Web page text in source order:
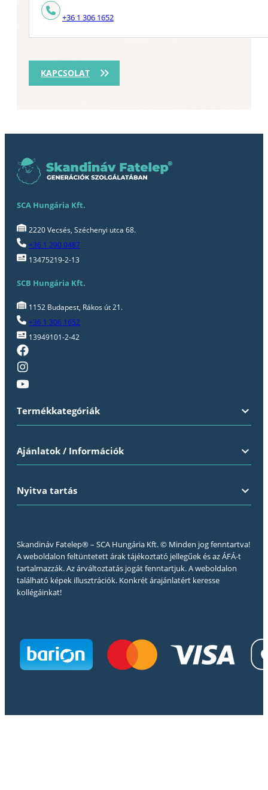
KAPCSOLAT
+36 1 306 1652
SCA Hungária Kft.
2220 Vecsés, Széchenyi utca 68.
+36 1 290 0487
13475219-2-13
SCB Hungária Kft.
1152 Budapest, Rákos út 21.
+36 1 306 1652
13949101-2-42
Termékkategóriák
Ajánlatok / Információk
Nyitva tartás
Skandináv Fatelep® – SCA Hungária Kft. © Minden jog fenntartva!
A weboldalon feltüntetett árak tájékoztató jellegűek és az ÁFÁ-t
tartalmazzák. Az árváltoztatás jogát fenntartjuk. A weboldalon
található képek illusztrációk. Konkrét árajánlatért keresse
kollégáinkat!